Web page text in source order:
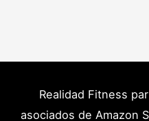
Realidad Fitness
asociados de Amazon